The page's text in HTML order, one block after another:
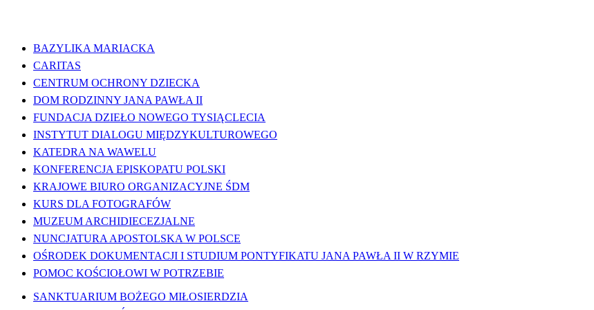
BAZYLIKA MARIACKA
CARITAS
CENTRUM OCHRONY DZIECKA
DOM RODZINNY JANA PAWŁA II
FUNDACJA DZIEŁO NOWEGO TYSIĄCLECIA
INSTYTUT DIALOGU MIĘDZYKULTUROWEGO
KATEDRA NA WAWELU
KONFERENCJA EPISKOPATU POLSKI
KRAJOWE BIURO ORGANIZACYJNE ŚDM
KURS DLA FOTOGRAFÓW
MUZEUM ARCHIDIECEZJALNE
NUNCJATURA APOSTOLSKA W POLSCE
OŚRODEK DOKUMENTACJI I STUDIUM PONTYFIKATU JANA PAWŁA II W RZYMIE
POMOC KOŚCIOŁOWI W POTRZEBIE
SANKTUARIUM BOŻEGO MIŁOSIERDZIA